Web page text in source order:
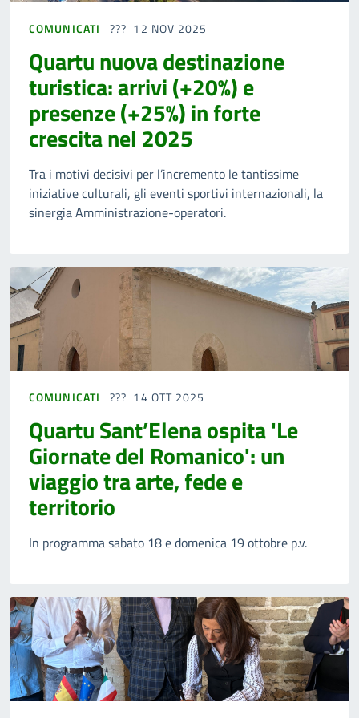
COMUNICATI 12 NOV 2025
Quartu nuova destinazione
turistica: arrivi (+20%) e
presenze (+25%) in forte
crescita nel 2025
Tra i motivi decisivi per l’incremento le tantissime
iniziative culturali, gli eventi sportivi internazionali, la
sinergia Amministrazione-operatori.
COMUNICATI 14 OTT 2025
Quartu Sant’Elena ospita 'Le
Giornate del Romanico': un
viaggio tra arte, fede e
territorio
In programma sabato 18 e domenica 19 ottobre p.v.